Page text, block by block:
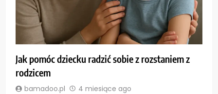
Jak pomóc dziecku radzić sobie z rozstaniem z
rodzicem
bamadoo.pl 4 miesiące ago